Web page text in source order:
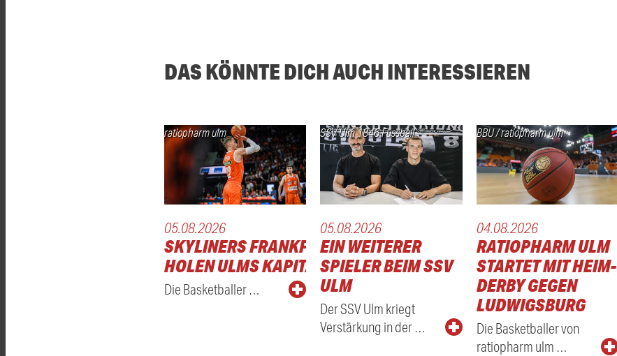
DAS KÖNNTE DICH AUCH INTERESSIEREN
ratiopharm ulm
05.08.2026
SKYLINERS FRANKFURT
HOLEN ULMS KAPITÄN KLEPEISZ
Die Basketballer …
SSV Ulm 1846 Fussball
05.08.2026
EIN WEITERER
SPIELER BEIM SSV
ULM
Der SSV Ulm kriegt
Verstärkung in der …
BBU / ratiopharm ulm
04.08.2026
RATIOPHARM ULM
STARTET MIT HEIM-
DERBY GEGEN
LUDWIGSBURG
Die Basketballer von
ratiopharm ulm …